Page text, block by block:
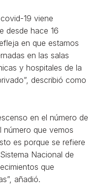
19 viene
desde hace 16
en que estamos
en las salas
y hospitales de la
describió como
en el número de
número que vemos
es porque se refiere
Nacional de
que
añadió.